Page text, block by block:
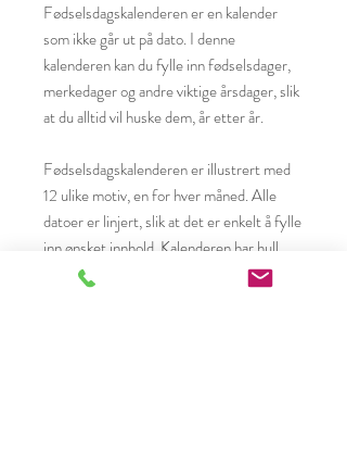
Fødselsdagskalenderen er en kalender
som ikke går ut på dato. I denne
kalenderen kan du fylle inn fødselsdager,
merkedager og andre viktige årsdager, slik
at du alltid vil huske dem, år etter år.
Fødselsdagskalenderen er illustrert med
12 ulike motiv, en for hver måned. Alle
datoer er linjert, slik at det er enkelt å fylle
inn ønsket innhold. Kalenderen har hull
med malje, som gjør den holdbar over tid.